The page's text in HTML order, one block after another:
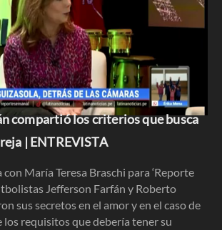
compartió los criterios que busca
| ENTREVISTA
María Teresa Braschi para ‘Reporte
Jefferson Farfán y Roberto
sus secretos en el amor y en el caso de
los requisitos que debería tener su